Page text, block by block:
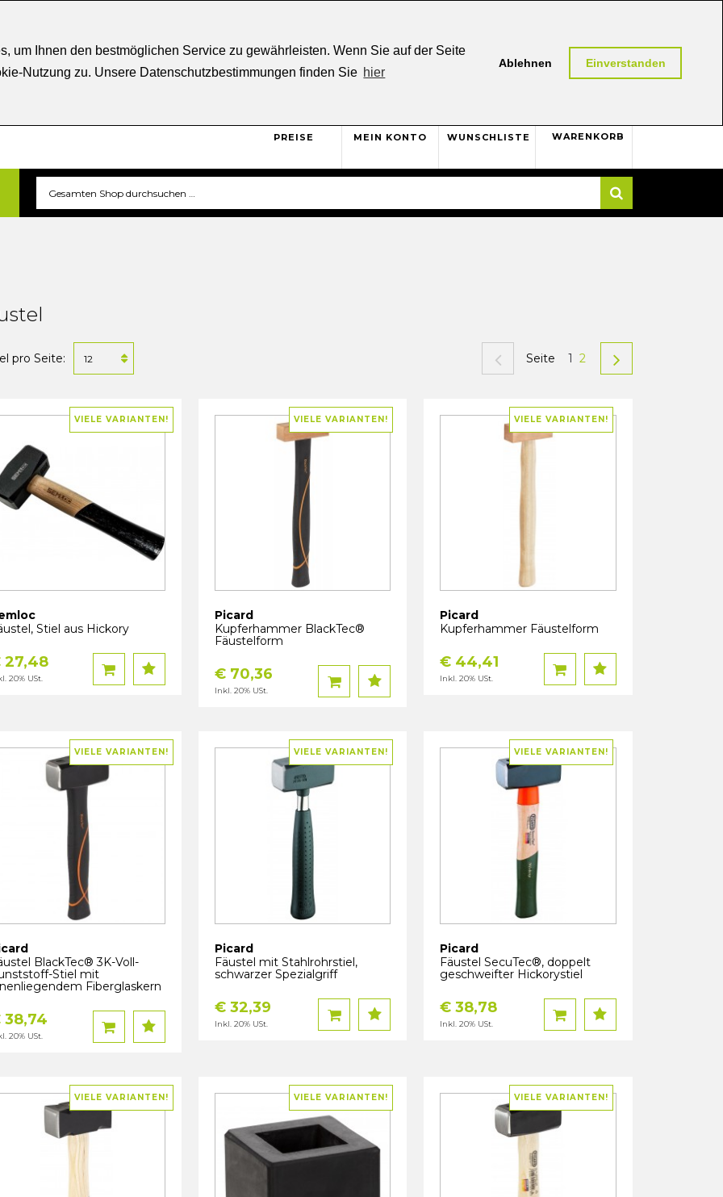
um Ihnen den bestmöglichen Service zu gewährleisten. Wenn Sie auf der Seite
Nutzung zu. Unsere Datenschutzbestimmungen finden Sie hier
Ablehnen Einverstanden
Rückgaberecht
PREISE MEIN KONTO WUNSCHLISTE WARENKORB
0
pro Seite: Seite 1 2
Stiel aus Hickory
27,48
20% USt.
VIELE VARIANTEN!
Picard
Kupferhammer BlackTec®
Fäustelform
€ 70,36
Inkl. 20% USt.
VIELE VARIANTEN!
Picard
Kupferhammer Fäustelform
€ 44,41
Inkl. 20% USt.
VIELE VARIANTEN!
BlackTec® 3K-Voll-
Stiel mit
Fiberglaskern
38,74
20% USt.
VIELE VARIANTEN!
Picard
Fäustel mit Stahlrohrstiel,
schwarzer Spezialgriff
€ 32,39
Inkl. 20% USt.
VIELE VARIANTEN!
Picard
Fäustel SecuTec®, doppelt
geschweifter Hickorystiel
€ 38,78
Inkl. 20% USt.
VIELE VARIANTEN!
VIELE VARIANTEN! VIELE VARIANTEN! VIELE VARIANTEN!